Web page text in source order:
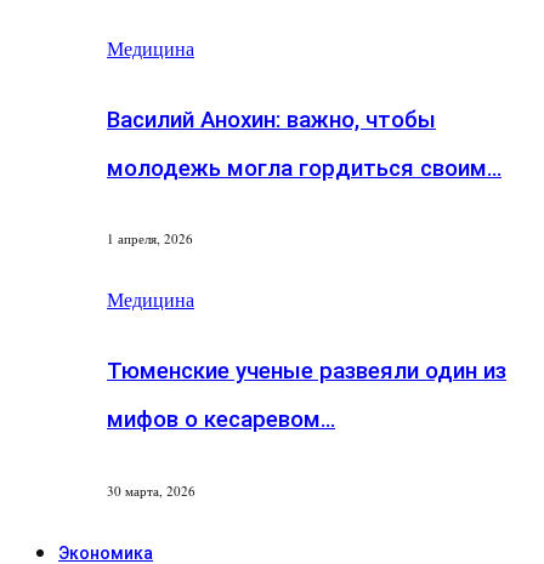
Медицина
Василий Анохин: важно, чтобы
молодежь могла гордиться своим…
1 апреля, 2026
Медицина
Тюменские ученые развеяли один из
мифов о кесаревом…
30 марта, 2026
Экономика